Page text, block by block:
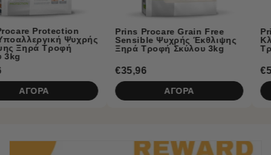
Prins Procare Grain Free
Sensible Ψυχρής Έκθλιψης
Ξηρά Τροφή Σκύλου 3kg
ΑΓΟΡΑ
Prins Naturecare Diet
Κλινική Υποαλλεργική
Τροφή Σκύλου με Αρνί
ΑΓΟΡΑ